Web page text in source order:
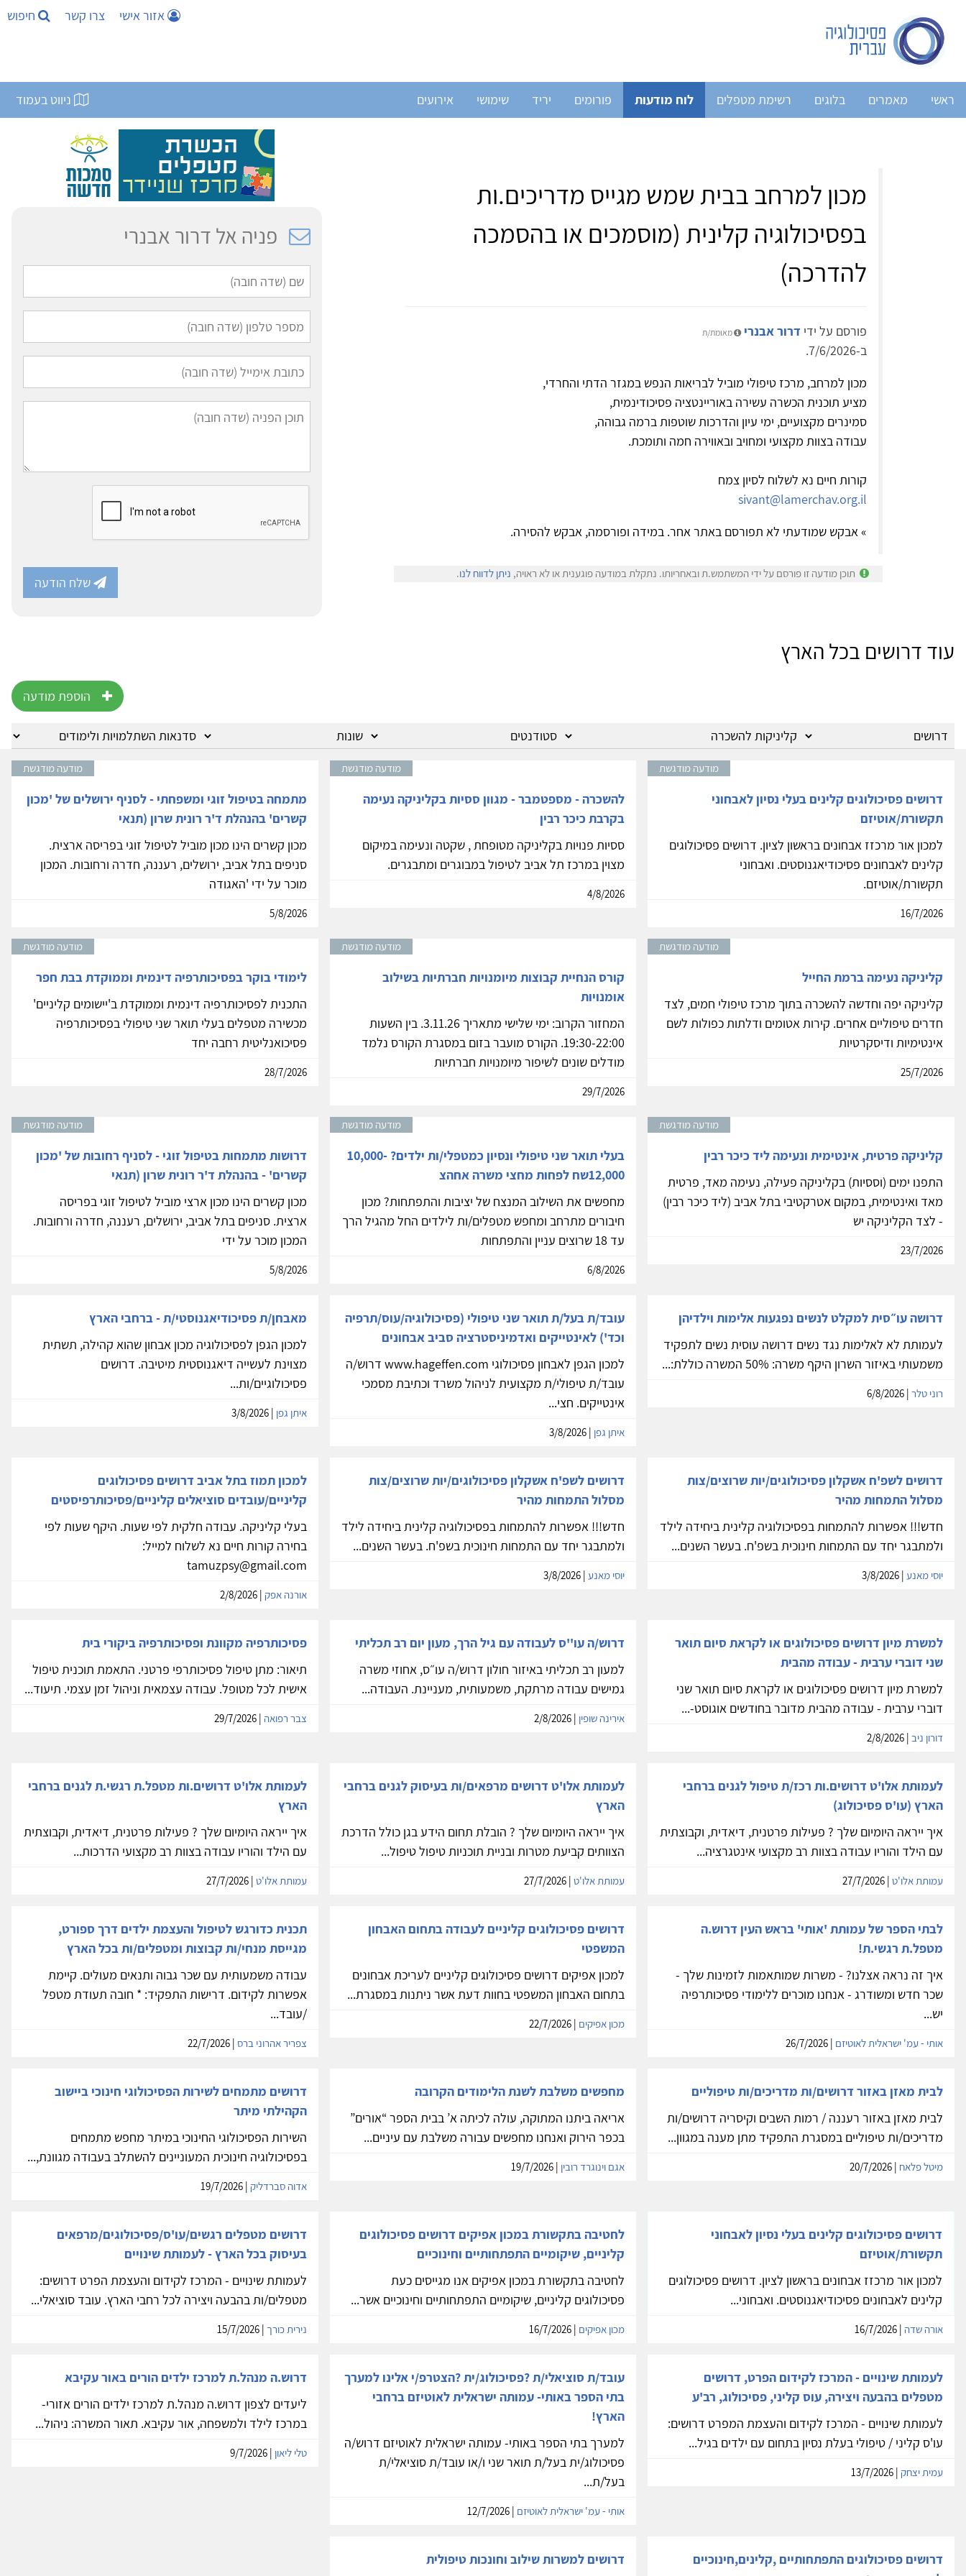
אזור אישי צרו קשר חיפוש
ראשי מאמרים בלוגים רשימת מטפלים לוח מודעות פורומים יריד שימושי אירועים ניווט בעמוד
מכון למרחב בבית שמש מגייס מדריכים.ות
בפסיכולוגיה קלינית (מוסמכים או בהסמכה
להדרכה)
פורסם על ידי דרור אבנרי מאומת/ת
ב-7/6/2026.
מכון למרחב, מרכז טיפולי מוביל לבריאות הנפש במגזר הדתי והחרדי,
מציע תוכנית הכשרה עשירה באוריינטציה פסיכודינמית,
סמינרים מקצועיים, ימי עיון והדרכות שוטפות ברמה גבוהה,
עבודה בצוות מקצועי ומחויב ובאווירה חמה ותומכת.
קורות חיים נא לשלוח לסיון צמח
sivant@lamerchav.org.il
» אבקש שמודעתי לא תפורסם באתר אחר. במידה ופורסמה, אבקש להסירה.
תוכן מודעה זו פורסם על ידי המשתמש.ת ובאחריותו. נתקלת במודעה פוגענית או לא ראויה, ניתן לדווח לנו.
פניה אל דרור אבנרי
שלח הודעה
עוד דרושים בכל הארץ
הוספת מודעה
מודעה מודגשת
דרושים פסיכולוגים קלינים בעלי נסיון לאבחוני
תקשורת/אוטיזם
למכון אור מרכזז אבחונים בראשון לציון. דרושים פסיכולוגים
קלינים לאבחונים פסיכודיאגנוסטים. ואבחוני
תקשורת/אוטיזם.
16/7/2026
מודעה מודגשת
להשכרה - מספטמבר - מגוון ססיות בקליניקה נעימה
בקרבת כיכר רבין
ססיות פנויות בקליניקה מטופחת , שקטה ונעימה במיקום
מצוין במרכז תל אביב לטיפול במבוגרים ומתבגרים.
4/8/2026
מודעה מודגשת
מתמחה בטיפול זוגי ומשפחתי - לסניף ירושלים של 'מכון
קשרים' בהנהלת ד'ר רונית שרון (תנאי
מכון קשרים הינו מכון מוביל לטיפול זוגי בפריסה ארצית.
סניפים בתל אביב, ירושלים, רעננה, חדרה ורחובות. המכון
מוכר על ידי 'האגודה
5/8/2026
מודעה מודגשת
קליניקה נעימה ברמת החייל
קליניקה יפה וחדשה להשכרה בתוך מרכז טיפולי חמים, לצד
חדרים טיפוליים אחרים. קירות אטומים ודלתות כפולות לשם
אינטימיות ודיסקרטיות
25/7/2026
מודעה מודגשת
קורס הנחיית קבוצות מיומנויות חברתיות בשילוב
אומנויות
המחזור הקרוב: ימי שלישי מתאריך 3.11.26. בין השעות
19:30-22:00. הקורס מועבר בזום במסגרת הקורס נלמד
מודלים שונים לשיפור מיומנויות חברתיות
29/7/2026
מודעה מודגשת
לימודי בוקר בפסיכותרפיה דינמית וממוקדת בבת חפר
התכנית לפסיכותרפיה דינמית וממוקדת ב'יישומים קליניים'
מכשירה מטפלים בעלי תואר שני טיפולי בפסיכותרפיה
פסיכואנליטית רחבה יחד
28/7/2026
מודעה מודגשת
קליניקה פרטית, אינטימית ונעימה ליד כיכר רבין
התפנו ימים (וססיות) בקליניקה פעילה, נעימה מאד, פרטית
מאד ואינטימית, במקום אטרקטיבי בתל אביב (ליד כיכר רבין)
- לצד הקליניקה יש
23/7/2026
מודעה מודגשת
בעלי תואר שני טיפולי ונסיון כמטפלי/ות ילדים? 10,000-
12,000שח לפחות מחצי משרה אחהצ
מחפשים את השילוב המנצח של יציבות והתפתחות? מכון
חיבורים מתרחב ומחפש מטפלים/ות לילדים החל מהגיל הרך
עד 18 שרוצים עניין והתפתחות
6/8/2026
מודעה מודגשת
דרושות מתמחות בטיפול זוגי - לסניף רחובות של 'מכון
קשרים' - בהנהלת ד'ר רונית שרון (תנאי
מכון קשרים הינו מכון ארצי מוביל לטיפול זוגי בפריסה
ארצית. סניפים בתל אביב, ירושלים, רעננה, חדרה ורחובות.
המכון מוכר על ידי
5/8/2026
דרושה עו״סית למקלט לנשים נפגעות אלימות וילדיהן
לעמותת לא לאלימות נגד נשים דרושה עוסית נשים לתפקיד
משמעותי באיזור השרון היקף משרה: 50% המשרה כוללת:...
רוני טלר
עובד/ת בעל/ת תואר שני טיפולי (פסיכולוגיה/עוס/תרפיה
וכד') לאינטייקים ואדמיניסטרציה סביב אבחונים
למכון הגפן לאבחון פסיכולוגי www.hageffen.com דרוש/ה
עובד/ת טיפולי/ת מקצועית לניהול משרד וכתיבת מסמכי
אינטייקים. חצי...
איתן גפן
מאבחן/ת פסיכודיאגנוסטי/ת - ברחבי הארץ
למכון הגפן לפסיכולוגיה מכון אבחון שהוא קהילה, תשתית
מצוינת לעשייה דיאגנוסטית מיטיבה. דרושים
פסיכולוגיים/ות...
איתן גפן | 3/8/2026
דרושים לשפ'ח אשקלון פסיכולוגים/יות שרוצים/צות
מסלול התמחות מהיר
חדש!!! אפשרות להתמחות בפסיכולוגיה קלינית ביחידה לילד
ולמתבגר יחד עם התמחות חינוכית בשפ'ח. בעשר השנים...
יוסי מאנע
דרושים לשפ'ח אשקלון פסיכולוגים/יות שרוצים/צות
מסלול התמחות מהיר
חדש!!! אפשרות להתמחות בפסיכולוגיה קלינית ביחידה לילד
ולמתבגר יחד עם התמחות חינוכית בשפ'ח. בעשר השנים...
יוסי מאנע| 3/8/2026
למכון תמוז בתל אביב דרושים פסיכולוגים
קליניים/עובדים סוציאלים קליניים/פסיכותרפיסטים
בעלי קליניקה. עבודה חלקית לפי שעות. היקף שעות לפי
בחירה קורות חיים נא לשלוח למייל:
tamuzpsy@gmail.com
אורנה אפק | 2/8/2026
למשרת מיון דרושים פסיכולוגים או לקראת סיום תואר
שני דוברי ערבית - עבודה מהבית
למשרת מיון דרושים פסיכולוגים או לקראת סיום תואר שני
דוברי ערבית - עבודה מהבית מדובר בחודשים אוגוסט-...
דורון ניב
דרוש/ה עו''ס לעבודה עם גיל הרך, מעון יום רב תכליתי
למעון רב תכליתי באיזור חולון דרוש/ה עו״ס, אחוזי משרה
גמישים עבודה מרתקת, משמעותית, מעניינת. העבודה...
אירינה שופין
פסיכותרפיה מקוונת ופסיכותרפיה ביקורי בית
תיאור: מתן טיפול פסיכותרפי פרטני. התאמת תוכנית טיפול
אישית לכל מטופל. עבודה עצמאית וניהול זמן עצמי. תיעוד...
צבר רפואה | 29/7/2026
לעמותת אלו'ט דרושים.ות רכז/ת טיפול לגנים ברחבי
הארץ (עו'ס פסיכולוג)
איך ייראה היומיום שלך ? פעילות פרטנית, דיאדית, וקבוצתית
עם הילד והוריו עבודה בצוות רב מקצועי אינטגרציה...
עמותת אלו'ט
לעמותת אלו'ט דרושים מרפאים/ות בעיסוק לגנים ברחבי
הארץ
איך ייראה היומיום שלך ? הובלת תחום הידע בגן כולל הדרכת
הצוותים קביעת מטרות ובניית תוכניות טיפול טיפול...
עמותת אלו'ט| 27/7/2026
לעמותת אלו'ט דרושים.ות מטפל.ת רגשי.ת לגנים ברחבי
הארץ
איך ייראה היומיום שלך ? פעילות פרטנית, דיאדית, וקבוצתית
עם הילד והוריו עבודה בצוות רב מקצועי הדרכות...
עמותת אלו'ט | 27/7/2026
לבתי הספר של עמותת 'אותי' בראש העין דרוש.ה
מטפל.ת רגשי.ת!
איך זה נראה אצלנו? - משרות שמותאמות לזמינות שלך -
שכר חדש ומשודרג - אנחנו מוכרים ללימודי פסיכותרפיה
יש...
אותי - עמ' ישראלית לאוטיזם
דרושים פסיכולוגים קליניים לעבודה בתחום האבחון
המשפטי
למכון אפיקים דרושים פסיכולוגים קליניים לעריכת אבחונים
בתחום האבחון המשפטי בחוות דעת אשר ניתנות במסגרת...
מכון אפיקים
תכנית כדורגש לטיפול והעצמת ילדים דרך ספורט,
מגייסת מנחי/ות קבוצות ומטפלים/ות בכל הארץ
עבודה משמעותית עם שכר גבוה ותנאים מעולים. קיימת
אפשרות לקידום. דרישות התפקיד: * חובה תעודת מטפל
/עובד...
צפריר אהרוני ברס | 22/7/2026
לבית מאזן באזור דרושים/ות מדריכים/ות טיפוליים
לבית מאזן באזור רעננה / רמות השבים וקיסריה דרושים/ות
מדריכים/ות טיפוליים במסגרת התפקיד מתן מענה במגוון...
מיטל פלאח
מחפשים משלבת לשנת הלימודים הקרובה
אריאה ביתנו המתוקה, עולה לכיתה א’ בבית הספר “אורים”
בכפר הירוק ואנחנו מחפשים עבורה משלבת עם עיניים...
אגם וינוגרד רובין
דרושים מתמחים לשירות הפסיכולוגי חינוכי ביישוב
הקהילתי מיתר
השירות הפסיכולוגי החינוכי במיתר מחפש מתמחים
בפסיכולוגיה חינוכית המעוניינים להשתלב בעבודה מגוונת,...
אדוה סברדליק | 19/7/2026
דרושים פסיכולוגים קלינים בעלי נסיון לאבחוני
תקשורת/אוטיזם
למכון אור מרכזז אבחונים בראשון לציון. דרושים פסיכולוגים
קלינים לאבחונים פסיכודיאגנוסטים. ואבחוני...
אורה שדה
לחטיבה בתקשורת במכון אפיקים דרושים פסיכולוגים
קליניים, שיקומיים התפתחותיים וחינוכיים
לחטיבה בתקשורת במכון אפיקים אנו מגייסים כעת
פסיכולוגים קליניים, שיקומיים התפתחותיים וחינוכיים אשר...
מכון אפיקים
דרושים מטפלים רגשים/עו'ס/פסיכולוגים/מרפאים
בעיסוק בכל הארץ - לעמותת שינויים
לעמותת שינויים - המרכז לקידום והעצמת הפרט דרושים:
מטפלים/ות בהבעה ויצירה לכל רחבי הארץ. עובד סוציאלי...
נירית כורך | 15/7/2026
לעמותת שינויים - המרכז לקידום הפרט, דרושים
מטפלים בהבעה ויצירה, עוס קליני, פסיכולוג, רב'ע
לעמותת שינויים - המרכז לקידום והעצמת המפרט דרושים:
עו'ס קליני / טיפולי בעלת נסיון בתחום עם ילדים בגיל...
עמית יצחק
עובד/ת סוציאלי/ת ?פסיכולוג/ית ?הצטרפ/י אלינו למערך
בתי הספר באותי- עמותה ישראלית לאוטיזם ברחבי
הארץ!
למערך בתי הספר באותי- עמותה ישראלית לאוטיזם דרוש/ה
פסיכולוג/ית בעל/ת תואר שני ו/או עובד/ת סוציאלי/ת
בעל/ת...
אותי - עמ' ישראלית לאוטיזם
דרוש.ה מנהל.ת למרכז ילדים הורים באור עקיבא
ליעדים לצפון דרוש.ה מנהל.ת למרכז ילדים הורים אזורי-
במרכז לילד ולמשפחה, אור עקיבא. תאור המשרה: ניהול...
טלי ליאון | 9/7/2026
דרושים פסיכולוגים התפתחותיים ,קלינים,חינוכיים
דרושים למשרות שילוב וחונכות טיפולית